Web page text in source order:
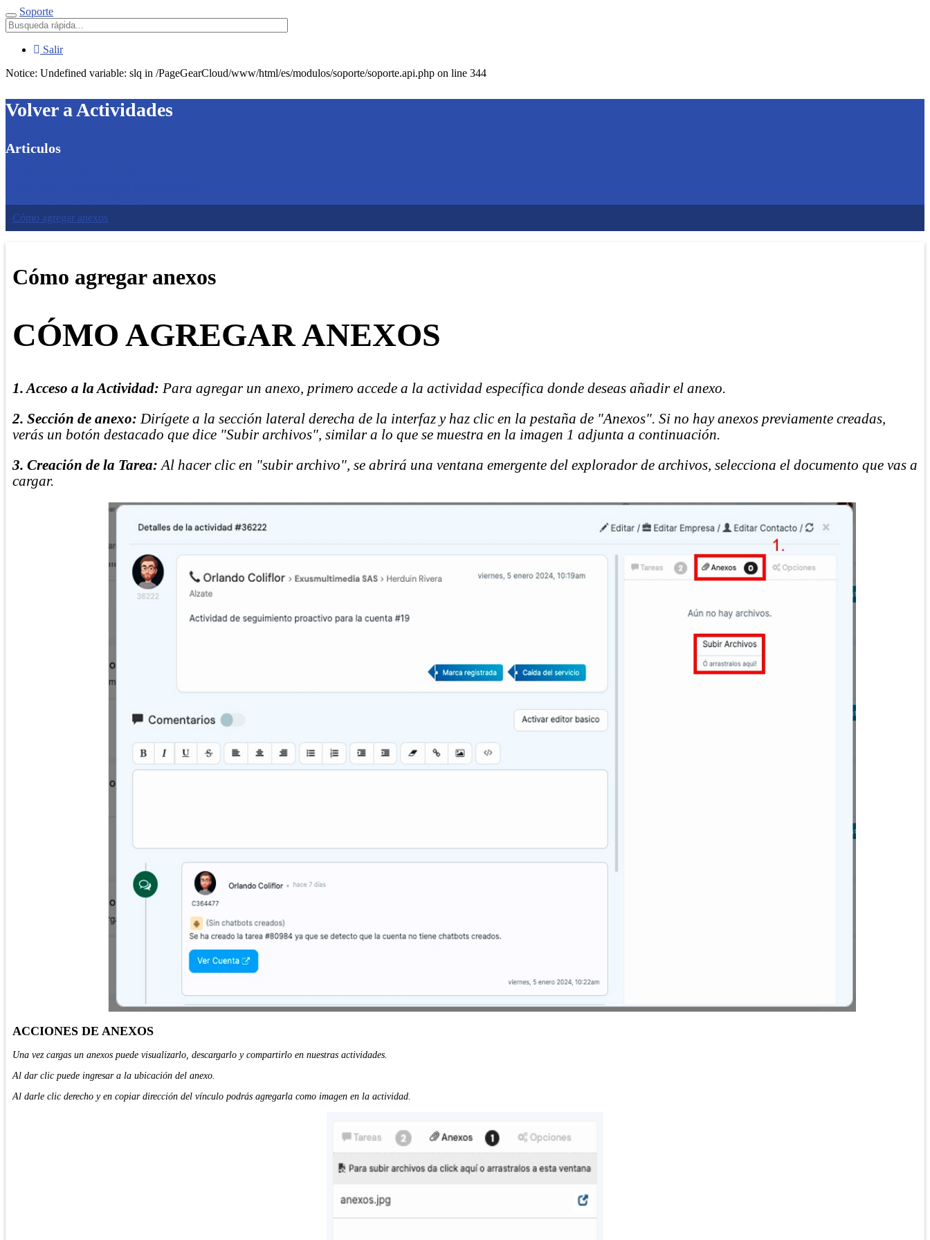
Menú
Soporte
Salir
Notice: Undefined variable: slq in /PageGearCloud/www/html/es/modulos/soporte/soporte.api.php on line 344
Volver a Actividades
Articulos
Cómo agregar anexos
Cómo agregar anexos
CÓMO AGREGAR ANEXOS
1. Acceso a la Actividad: Para agregar un anexo, primero accede a la actividad específica donde deseas añadir el anexo.
2. Sección de anexo: Dirígete a la sección lateral derecha de la interfaz y haz clic en la pestaña de "Anexos". Si no hay anexos previamente creadas,
verás un botón destacado que dice "Subir archivos", similar a lo que se muestra en la imagen 1 adjunta a continuación.
3. Creación de la Tarea: Al hacer clic en "subir archivo", se abrirá una ventana emergente del explorador de archivos, selecciona el documento que vas a
cargar.
ACCIONES DE ANEXOS
Una vez cargas un anexos puede visualizarlo, descargarlo y compartirlo en nuestras actividades.
Al dar clic puede ingresar a la ubicación del anexo.
Al darle clic derecho y en copiar dirección del vínculo podrás agregarla como imagen en la actividad.